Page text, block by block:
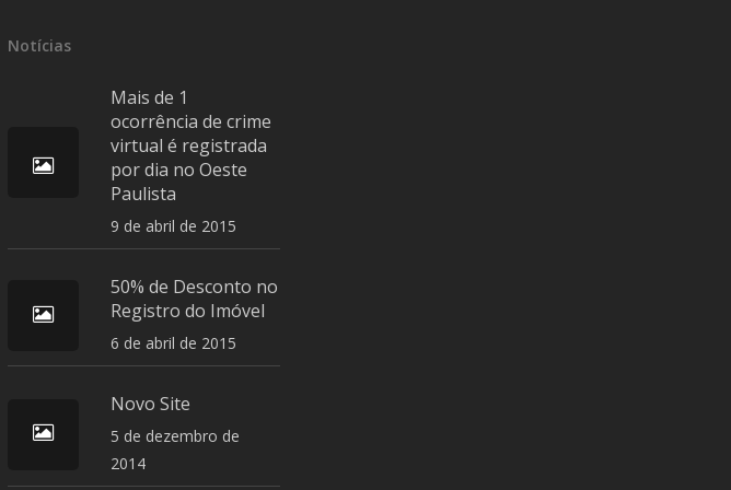
Notícias
Mais de 1
ocorrência de crime
virtual é registrada
por dia no Oeste
Paulista
9 de abril de 2015
50% de Desconto no
Registro do Imóvel
6 de abril de 2015
Novo Site
5 de dezembro de
2014